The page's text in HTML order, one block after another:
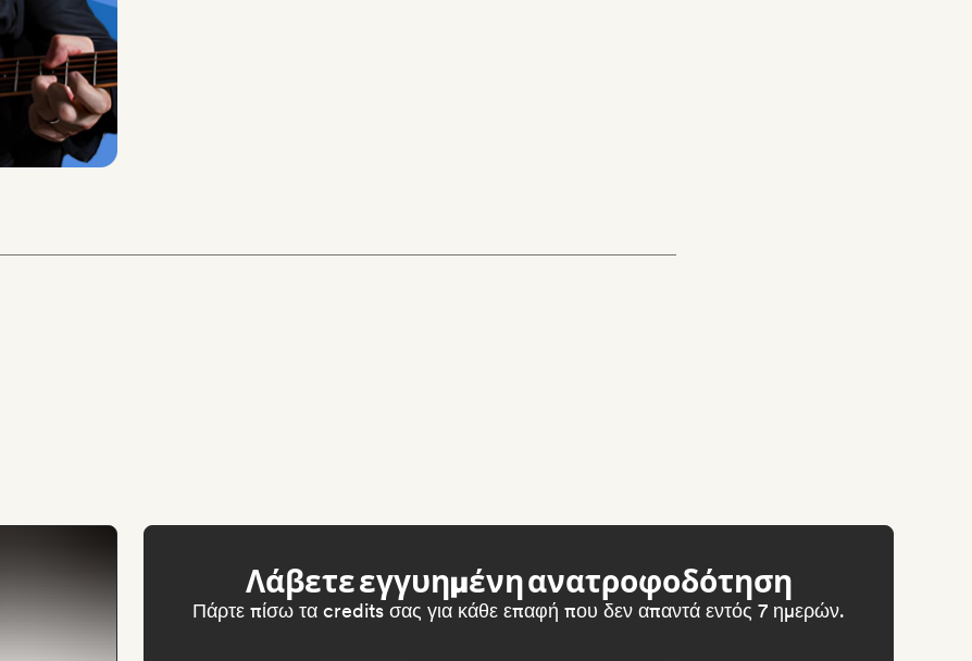
Λάβετε εγγυημένη ανατροφοδότηση
Πάρτε πίσω τα credits σας για κάθε επαφή που δεν απαντά εντός 7 ημερών.